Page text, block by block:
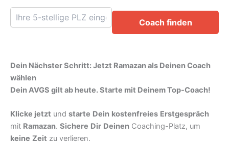
Coach finden
Dein Nächster Schritt: Jetzt Ramazan als Deinen Coach
wählen
Dein AVGS gilt ab heute. Starte mit Deinem Top-Coach!
Klicke jetzt und starte Dein kostenfreies Erstgespräch
mit Ramazan. Sichere Dir Deinen Coaching-Platz, um
keine Zeit zu verlieren.